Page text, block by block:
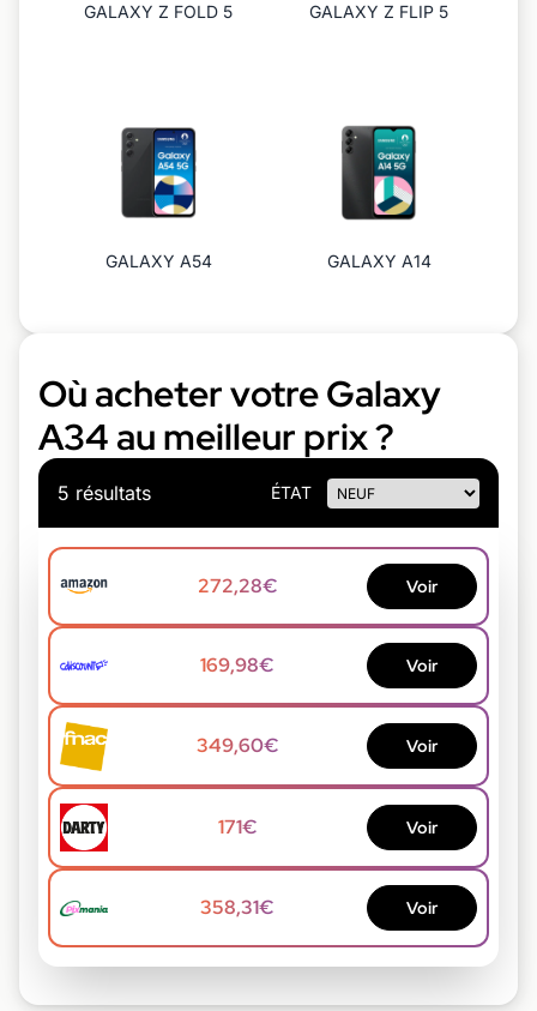
GALAXY Z FOLD 5 GALAXY Z FLIP 5
GALAXY A54 GALAXY A14
Où acheter votre Galaxy
A34 au meilleur prix ?
5 résultats ÉTAT
272,28€ Voir
169,98€ Voir
349,60€ Voir
171€ Voir
358,31€ Voir